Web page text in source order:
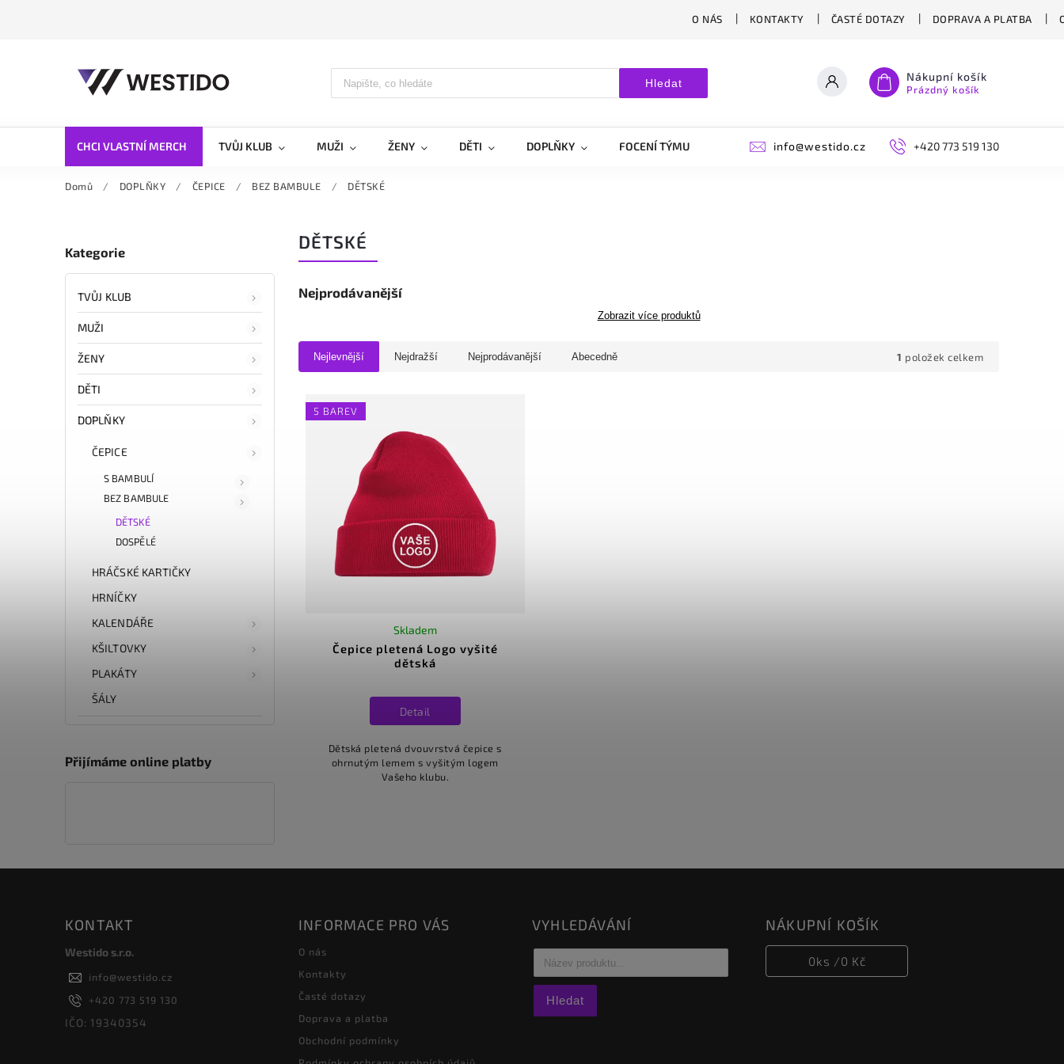
O NÁS KONTAKTY ČASTÉ DOTAZY DOPRAVA A PLATBA
Hledat Nákupní košík
Prázdný košík
CHCI VLASTNÍ MERCH TVŮJ KLUB MUŽI ŽENY DĚTI DOPLŇKY FOCENÍ TÝMU +420 773 519 130
info@westido.cz
Domů / DOPLŇKY / ČEPICE / BEZ BAMBULE / DĚTSKÉ
Kategorie
TVŮJ KLUB
MUŽI
ŽENY
DĚTI
DOPLŇKY
ČEPICE
S BAMBULÍ
BEZ BAMBULE
DĚTSKÉ
DOSPĚLÉ
HRÁČSKÉ KARTIČKY
HRNÍČKY
KALENDÁŘE
KŠILTOVKY
PLAKÁTY
ŠÁLY
Přijímáme online platby
DĚTSKÉ
Nejprodávanější
Zobrazit více produktů
Nejlevnější Nejdražší Nejprodávanější Abecedně 1 položek celkem
5 BAREV
Čepice pletená Logo vyšité
dětská
Skladem
Detail
Dětská pletená dvouvrstvá čepice s
ohrnutým lemem s vyšitým logem
Vašeho klubu.
KONTAKT
Westido s.r.o.
info@westido.cz
+420 773 519 130
IČO: 19340354
INFORMACE PRO VÁS
O nás
Kontakty
Časté dotazy
Doprava a platba
Obchodní podmínky
VYHLEDÁVÁNÍ
Hledat
NÁKUPNÍ KOŠÍK
0ks /0 Kč